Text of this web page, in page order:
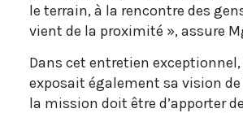
le terrain, à la rencontre des
vient de la proximité », assure
Dans cet entretien
exposait également sa vision de
la mission doit être d’apporter